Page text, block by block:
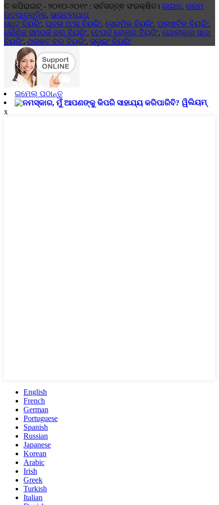
© କପିରାଇଟ୍ - ୨୦୧୦-୨୦୧୯ : ସର୍ବସତ୍ତ୍ଵ ସଂରକ୍ଷିତ। ଗାଇଡ୍, ଗରମ
ଉତ୍ପାଦଗୁଡ଼ିକ, ସାଇଟମ୍ୟାପ୍
ଛୋଟ ବିୟରିଂ, ପତଳା ଅଂଶ ବିୟରିଂ, ସେରାମିକ୍ ବିୟରିଂ, ପ୍ଲାଷ୍ଟିକ୍ ବିୟରିଂ,
କୌଣିକ ସମ୍ପର୍କ ବଲ୍ ବିୟରିଂ, ଟେପର୍ଡ ରୋଲର ବିୟରିଂ, ଗୋଲାକାର ସାଦା
ବିୟରିଂ, ଥ୍ରଷ୍ଟ ବଲ୍ ବିୟରିଂ, ସ୍ଲୁଇଂ ବିୟରିଂ
ଇମେଲ୍ ପଠାନ୍ତୁ
ୱିଲିୟମ୍
x
English
French
German
Portuguese
Spanish
Russian
Japanese
Korean
Arabic
Irish
Greek
Turkish
Italian